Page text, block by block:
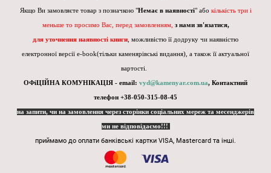
Якщо Ви замовляєте товар з позначкою "Немає в наявності" або кількість три і
меньше то просимо Вас, перед замовленням, з нами зв'язатися,
для уточнення наявності книги , можливістю її додруку чи наявністю
електронної версії e-book(тільки каменярівські видання), а також її актуальної
вартості.
ОФіЦІЙНА КОМУНІКАЦІЯ - email: vyd@kamenyar.com.ua, Контактний
телефон +38-050-315-08-45
на запити, чи на замовлення через сторінки соціальних мереж та месенджерів
ми не відповідаємо!!!
приймамо до оплати банківські картки VISA, Mastercard та інші.